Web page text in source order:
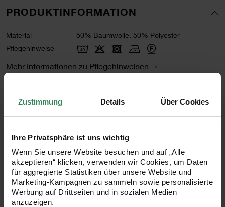
Zustimmung Details Über Cookies
Ihre Privatsphäre ist uns wichtig
Wenn Sie unsere Website besuchen und auf „Alle
akzeptieren“ klicken, verwenden wir Cookies, um Daten
für aggregierte Statistiken über unsere Website und
Marketing-Kampagnen zu sammeln sowie personalisierte
Werbung auf Drittseiten und in sozialen Medien
anzuzeigen.
PRODUKTINFORMATION
Material
50% Baumwolle, 50% Polyester
Pflegehinweise
Mehr Informationen zu Pflegehinweisen
Artikel-Nr. 80136.52.21
Bestell-Nr. 3057889
PRODUKTBESCHREIBUNG
Erstellen Sie wunderschöne Tischdecken mit unseren
Stickpackungen. Hier ist alles enthalten, was Sie für die